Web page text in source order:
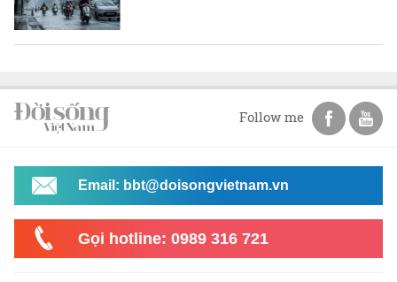
Follow me
Email: bbt@doisongvietnam.vn
Gọi hotline: 0989 316 721